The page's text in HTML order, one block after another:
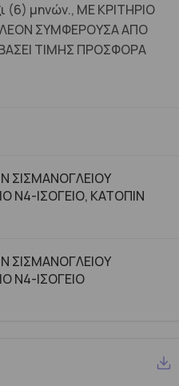
(6) μηνών., ΜΕ ΚΡΙΤΗΡΙΟ
ΣΥΜΦΕΡΟΥΣΑ ΑΠΟ
ΤΙΜΗΣ ΠΡΟΣΦΟΡΑ
ΣΙΣΜΑΝΟΓΛΕΙΟΥ
Ν4-ΙΣΟΓΕΙΟ, ΚΑΤΟΠΙΝ
ΣΙΣΜΑΝΟΓΛΕΙΟΥ
Ν4-ΙΣΟΓΕΙΟ